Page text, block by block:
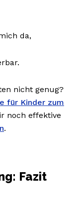
da,
nicht genug?
für Kinder zum
noch effektive
.
Fazit